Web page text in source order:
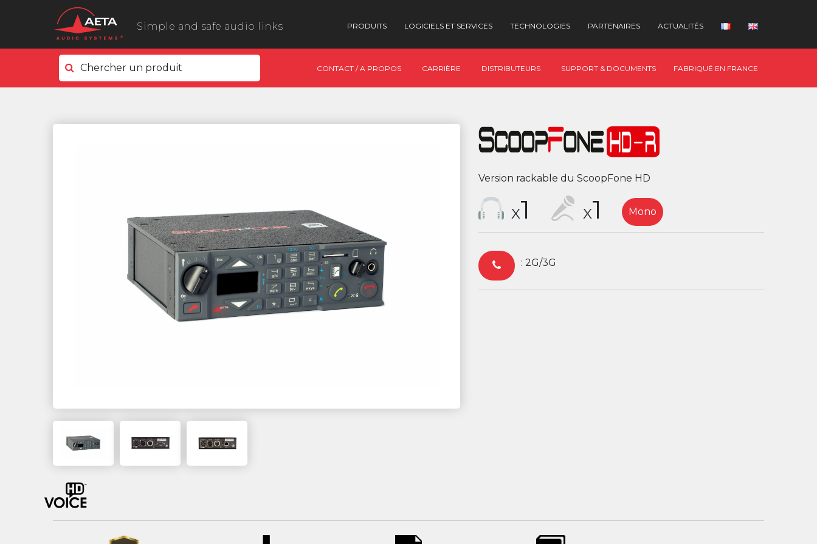
Simple and safe audio links PRODUITS LOGICIELS ET SERVICES TECHNOLOGIES PARTENAIRES ACTUALITÉS
Chercher un produit
Côté terrain
ScoopTeam
Côté studio
MultiScoop
ScoopFone 5G-R ScoopFone 4G-R
Scoop Manager
eScoopFone
Services
Remote Access
Serveur SIP AETA
CONTACT / A PROPOS CARRIÈRE DISTRIBUTEURS SUPPORT & DOCUMENTS FABRIQUÉ EN FRANCE
Version rackable du ScoopFone HD
X1 X1 Mono
: 2G/3G